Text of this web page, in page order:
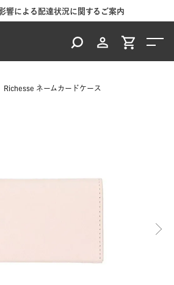
響による配達状況に関するご案内
Richesse ネームカードケース